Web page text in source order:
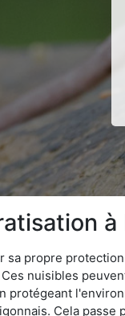
sa propre
Ces nuisibles
protégeant
Cela passe